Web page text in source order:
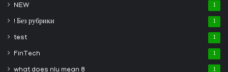
NEW 1
! Без рубрики 1
test 1
FinTech 1
what does nlu mean 8 1